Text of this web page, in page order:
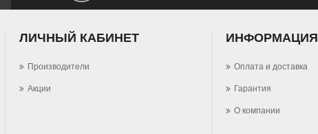
ЛИЧНЫЙ КАБИНЕТ
Производители
Акции
ИНФОРМАЦИЯ
Оплата и доставка
Гарантия
О компании